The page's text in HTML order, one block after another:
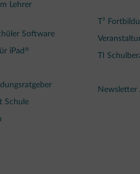
Lehrer
Software
iPad ®
Schule
T³
TI
Newsletter